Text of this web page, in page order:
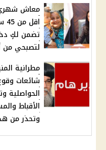
معاش
تضمن لكٍ
لتصبحي من
مطرانية
شائعات
الحواصلية
الأقباط
وتحذر من